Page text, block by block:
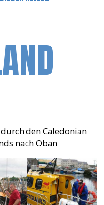
den Caledonian
nach Oban